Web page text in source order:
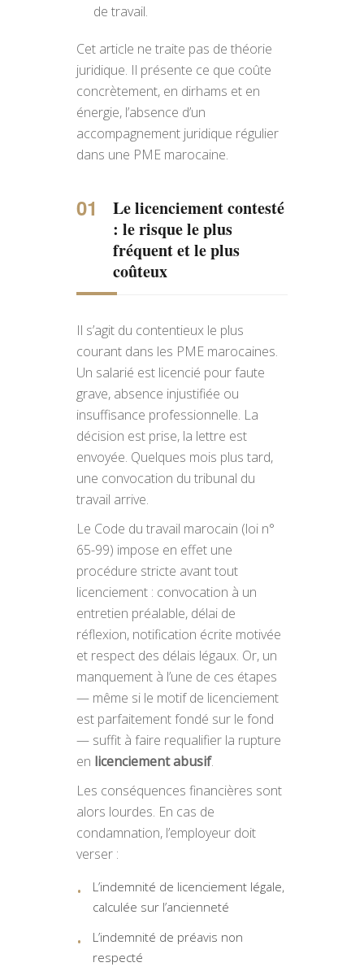
de travail.
Cet article ne traite pas de théorie
juridique. Il présente ce que coûte
concrètement, en dirhams et en
énergie, l’absence d’un
accompagnement juridique régulier
dans une PME marocaine.
Le licenciement contesté
: le risque le plus
fréquent et le plus
coûteux
Il s’agit du contentieux le plus
courant dans les PME marocaines.
Un salarié est licencié pour faute
grave, absence injustifiée ou
insuffisance professionnelle. La
décision est prise, la lettre est
envoyée. Quelques mois plus tard,
une convocation du tribunal du
travail arrive.
Le Code du travail marocain (loi n°
65-99) impose en effet une
procédure stricte avant tout
licenciement : convocation à un
entretien préalable, délai de
réflexion, notification écrite motivée
et respect des délais légaux. Or, un
manquement à l’une de ces étapes
— même si le motif de licenciement
est parfaitement fondé sur le fond
— suffit à faire requalifier la rupture
en licenciement abusif.
Les conséquences financières sont
alors lourdes. En cas de
condamnation, l’employeur doit
verser :
L’indemnité de licenciement légale,
calculée sur l’ancienneté
L’indemnité de préavis non
respecté